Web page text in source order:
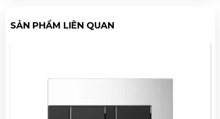
SẢN PHẨM LIÊN QUAN